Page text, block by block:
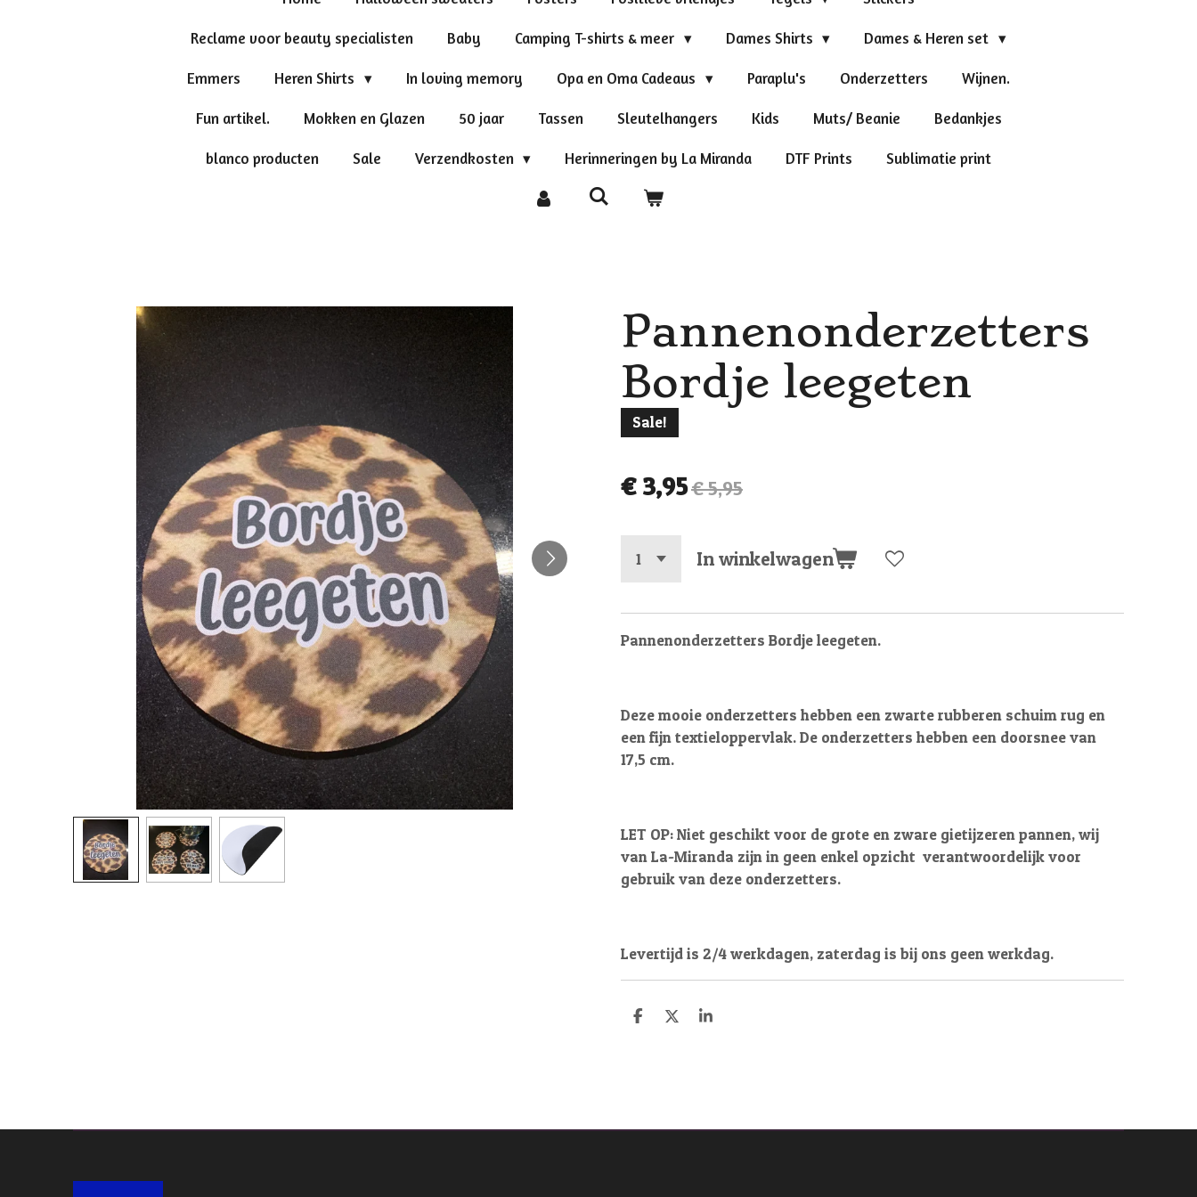
Reclame voor beauty specialisten Baby Camping T-shirts & meer Dames Shirts Dames & Heren set
Emmers Heren Shirts In loving memory Opa en Oma Cadeaus Paraplu's Onderzetters Wijnen.
Fun artikel. Mokken en Glazen 50 jaar Tassen Sleutelhangers Kids Muts/ Beanie Bedankjes
blanco producten Sale Verzendkosten Herinneringen by La Miranda DTF Prints Sublimatie print
Pannenonderzetters
Bordje leegeten
Sale!
€ 3,95€ 5,95
In winkelwagen
Pannenonderzetters Bordje leegeten.
Deze mooie onderzetters hebben een zwarte rubberen schuim rug en
een fijn textieloppervlak. De onderzetters hebben een doorsnee van
17,5 cm.
LET OP: Niet geschikt voor de grote en zware gietijzeren pannen, wij
van La-Miranda zijn in geen enkel opzicht verantwoordelijk voor
gebruik van deze onderzetters.
Levertijd is 2/4 werkdagen, zaterdag is bij ons geen werkdag.
D
D
S